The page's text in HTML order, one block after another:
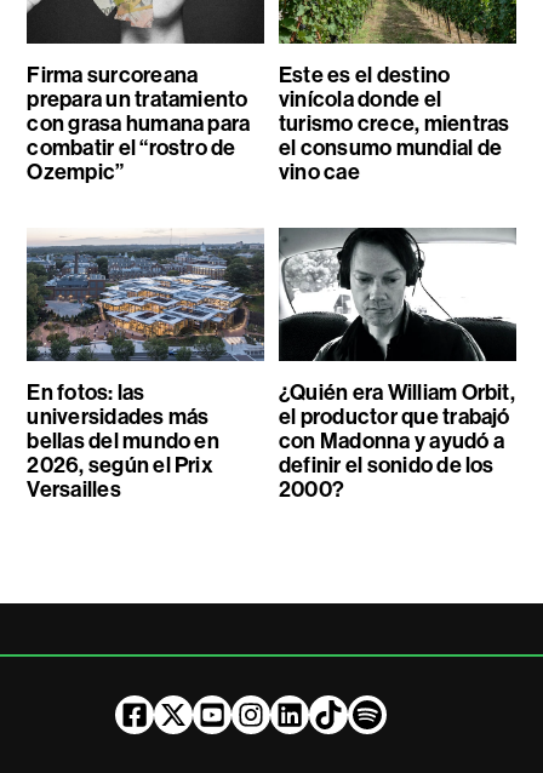
Firma surcoreana
prepara un tratamiento
con grasa humana para
combatir el “rostro de
Ozempic”
Este es el destino
vinícola donde el
turismo crece, mientras
el consumo mundial de
vino cae
En fotos: las
universidades más
bellas del mundo en
2026, según el Prix
Versailles
¿Quién era William Orbit,
el productor que trabajó
con Madonna y ayudó a
definir el sonido de los
2000?